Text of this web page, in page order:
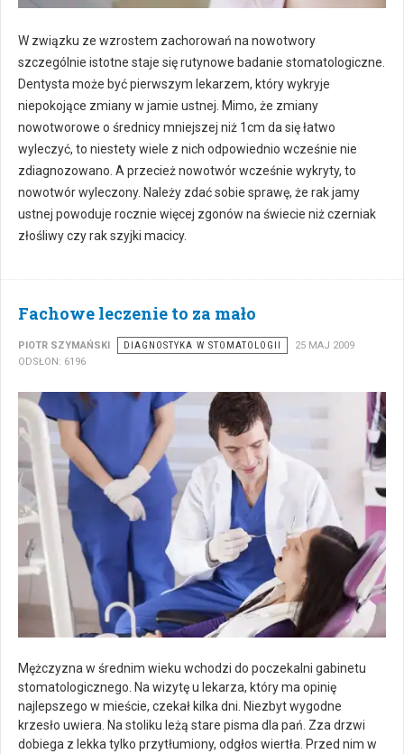
W związku ze wzrostem zachorowań na nowotwory
szczególnie istotne staje się rutynowe badanie stomatologiczne.
Dentysta może być pierwszym lekarzem, który wykryje
niepokojące zmiany w jamie ustnej. Mimo, że zmiany
nowotworowe o średnicy mniejszej niż 1cm da się łatwo
wyleczyć, to niestety wiele z nich odpowiednio wcześnie nie
zdiagnozowano. A przecież nowotwór wcześnie wykryty, to
nowotwór wyleczony. Należy zdać sobie sprawę, że rak jamy
ustnej powoduje rocznie więcej zgonów na świecie niż czerniak
złośliwy czy rak szyjki macicy.
Fachowe leczenie to za mało
PIOTR SZYMAŃSKI DIAGNOSTYKA W STOMATOLOGII
25 MAJ 2009
ODSŁON: 6196
Mężczyzna w średnim wieku wchodzi do poczekalni gabinetu
stomatologicznego. Na wizytę u lekarza, który ma opinię
najlepszego w mieście, czekał kilka dni. Niezbyt wygodne
krzesło uwiera. Na stoliku leżą stare pisma dla pań. Zza drzwi
dobiega z lekka tylko przytłumiony, odgłos wiertła. Przed nim w